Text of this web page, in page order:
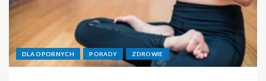
DLA OPORNYCH PORADY ZDROWIE